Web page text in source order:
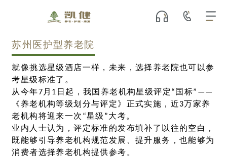
苏州医护型养老院
就像挑选星级酒店一样，未来，选择养老院也可以参
考星级标准了。
从今年7月1日起，我国养老机构星级评定“国标”——
《养老机构等级划分与评定》正式实施，近3万家养
老机构将迎来一次“星级”大考。
业内人士认为，评定标准的发布填补了以往的空白，
既能够引导养老机构规范发展、提升服务，也能够为
消费者选择养老机构提供参考。